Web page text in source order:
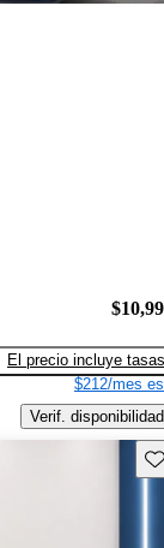
El precio incluye tasas
$212/mes
Verif. disponibilidad